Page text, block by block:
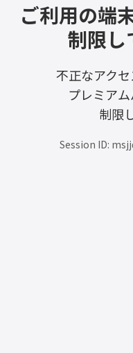
ご利用の端
制限し
不正なアクセ
プレミア
制限
Session ID: